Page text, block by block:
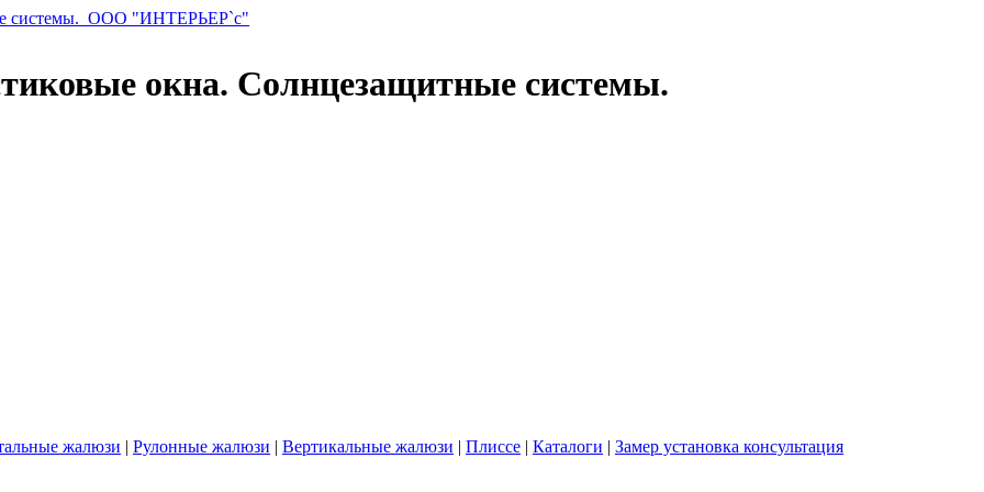
окна. Солнцезащитные системы.
жалюзи | Рулонные жалюзи | Вертикальные жалюзи | Плиссе | Каталоги | Замер установка консультация